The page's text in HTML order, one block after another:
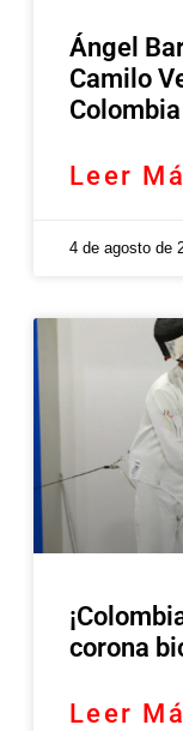
Ángel
Camilo
Leer
4 de agosto de
corona
Leer